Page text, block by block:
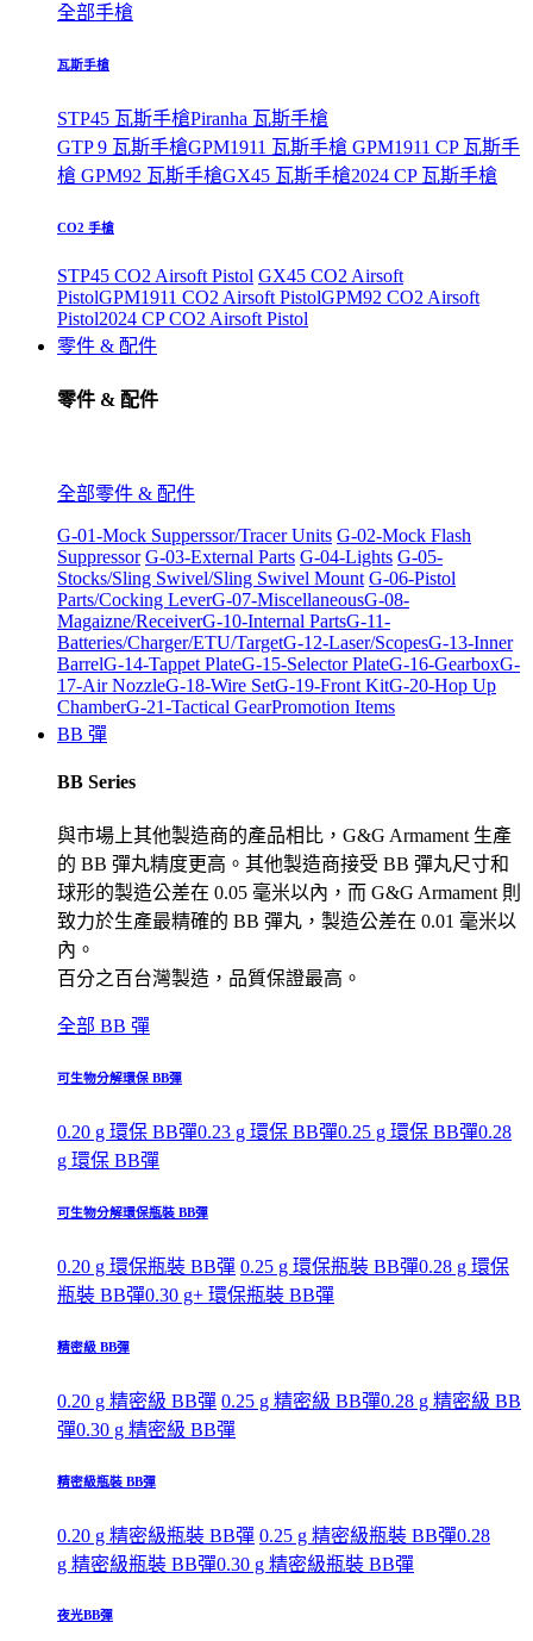
全部手槍
瓦斯手槍
STP45 瓦斯手槍Piranha 瓦斯手槍
GTP 9 瓦斯手槍GPM1911 瓦斯手槍 GPM1911 CP 瓦斯手
槍 GPM92 瓦斯手槍GX45 瓦斯手槍2024 CP 瓦斯手槍
CO2 手槍
STP45 CO2 Airsoft Pistol GX45 CO2 Airsoft
PistolGPM1911 CO2 Airsoft PistolGPM92 CO2 Airsoft
Pistol2024 CP CO2 Airsoft Pistol
零件 & 配件
零件 & 配件
全部零件 & 配件
G-01-Mock Supperssor/Tracer Units G-02-Mock Flash
Suppressor G-03-External Parts G-04-Lights G-05-
Stocks/Sling Swivel/Sling Swivel Mount G-06-Pistol
Parts/Cocking LeverG-07-MiscellaneousG-08-
Magaizne/ReceiverG-10-Internal PartsG-11-
Batteries/Charger/ETU/TargetG-12-Laser/ScopesG-13-Inner
BarrelG-14-Tappet PlateG-15-Selector PlateG-16-GearboxG-
17-Air NozzleG-18-Wire SetG-19-Front KitG-20-Hop Up
ChamberG-21-Tactical GearPromotion Items
BB 彈
BB Series
與市場上其他製造商的產品相比，G&G Armament 生產
的 BB 彈丸精度更高。其他製造商接受 BB 彈丸尺寸和
球形的製造公差在 0.05 毫米以內，而 G&G Armament 則
致力於生產最精確的 BB 彈丸，製造公差在 0.01 毫米以
內。
百分之百台灣製造，品質保證最高。
全部 BB 彈
可生物分解環保 BB彈
0.20 g 環保 BB彈0.23 g 環保 BB彈0.25 g 環保 BB彈0.28
g 環保 BB彈
可生物分解環保瓶裝 BB彈
0.20 g 環保瓶裝 BB彈 0.25 g 環保瓶裝 BB彈0.28 g 環保
瓶裝 BB彈0.30 g+ 環保瓶裝 BB彈
精密級 BB彈
0.20 g 精密級 BB彈 0.25 g 精密級 BB彈0.28 g 精密級 BB
彈0.30 g 精密級 BB彈
精密級瓶裝 BB彈
0.20 g 精密級瓶裝 BB彈 0.25 g 精密級瓶裝 BB彈0.28
g 精密級瓶裝 BB彈0.30 g 精密級瓶裝 BB彈
夜光BB彈